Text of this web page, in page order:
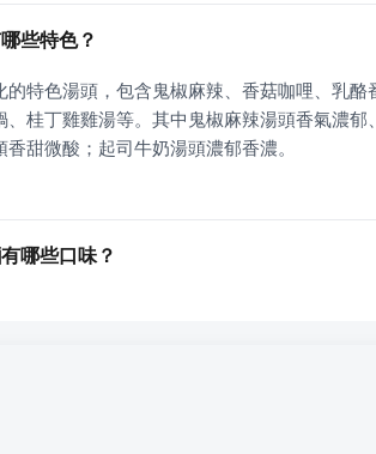
些特色？
的特色湯頭，包含鬼椒麻辣、香菇咖哩、乳
、桂丁雞雞湯等。其中鬼椒麻辣湯頭香氣濃
甜微酸；起司牛奶湯頭濃郁香濃。
哪些口味？